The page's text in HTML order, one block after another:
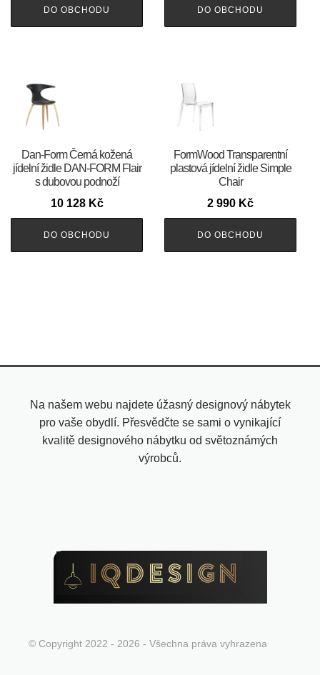
DO OBCHODU DO OBCHODU
​​​​​Dan-Form Černá kožená
jídelní židle DAN-FORM Flair
s dubovou podnoží
10 128 Kč
DO OBCHODU
FormWood Transparentní
plastová jídelní židle Simple
Chair
2 990 Kč
DO OBCHODU
Na našem webu najdete úžasný designový nábytek
pro vaše obydlí. Přesvědčte se sami o vynikající
kvalitě designového nábytku od světoznámých
výrobců.
© Copyright 2022 - 2026 - Všechna práva vyhrazena